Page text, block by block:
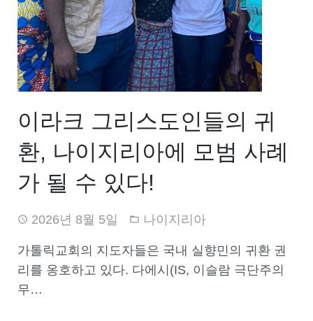
이라크 그리스도인들의 귀
환, 나이지리아에 모범 사례
가 될 수 있다!
2026년 8월 5일 나이지리아
가톨릭교회의 지도자들은 국내 실향민의 귀환 권
리를 옹호하고 있다. 다에시(IS, 이슬람 극단주의
무…